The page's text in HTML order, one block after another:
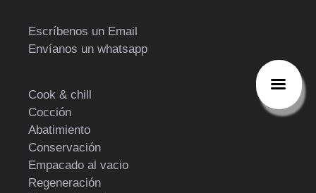
Escríbenos un Email
Envíanos un whatsapp
Cook & chill
Cocción
Abatimiento
Conservación
Empacado al vacio
Regeneración
menú